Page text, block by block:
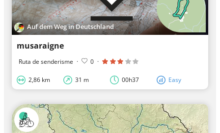
Auf dem Weg in Deutschland
musaraigne
Ruta de senderisme · 0 ·
2,86 km 31 m 00h37 Easy